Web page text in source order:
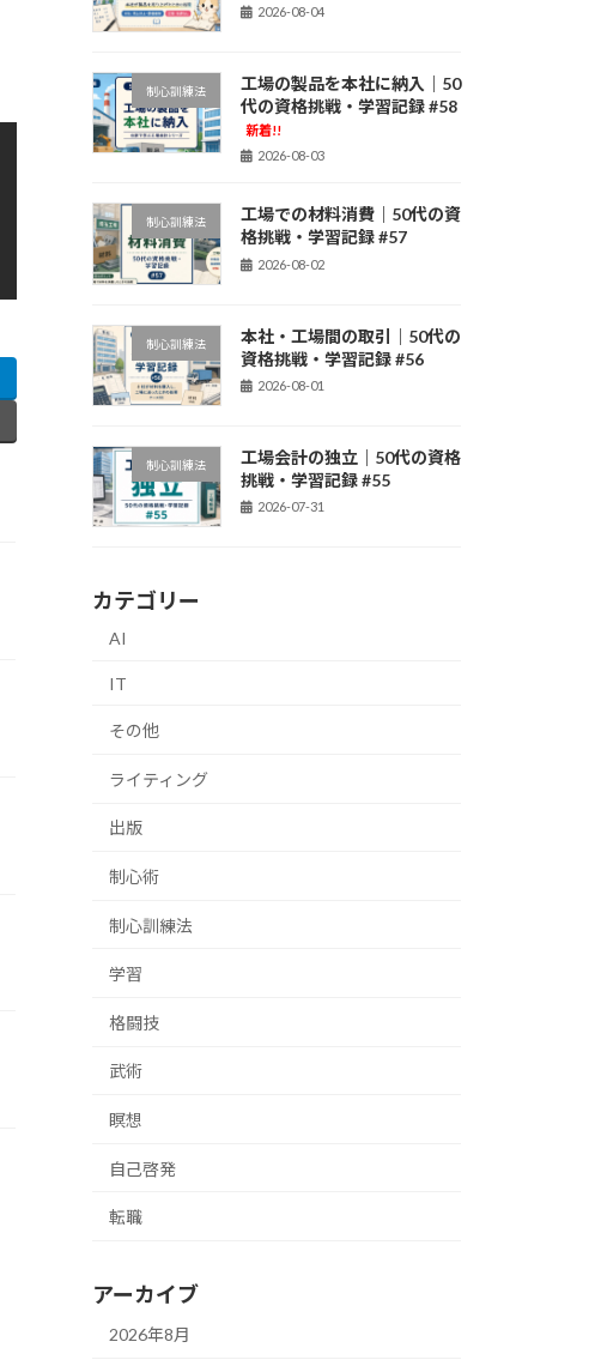
2026-08-04
制心訓練法
工場の製品を本社に納入｜50
代の資格挑戦・学習記録 #58
新着!!
2026-08-03
制心訓練法
工場での材料消費｜50代の資
格挑戦・学習記録 #57
2026-08-02
制心訓練法
本社・工場間の取引｜50代の
資格挑戦・学習記録 #56
2026-08-01
制心訓練法
工場会計の独立｜50代の資格
挑戦・学習記録 #55
2026-07-31
カテゴリー
AI
IT
その他
ライティング
出版
制心術
制心訓練法
学習
格闘技
武術
瞑想
自己啓発
転職
アーカイブ
2026年8月